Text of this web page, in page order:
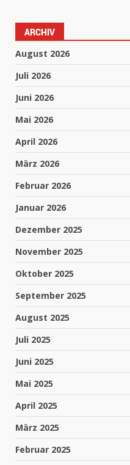
ARCHIV
August 2026
Juli 2026
Juni 2026
Mai 2026
April 2026
März 2026
Februar 2026
Januar 2026
Dezember 2025
November 2025
Oktober 2025
September 2025
August 2025
Juli 2025
Juni 2025
Mai 2025
April 2025
März 2025
Februar 2025